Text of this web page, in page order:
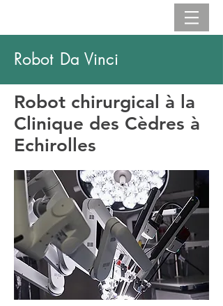
Robot Da Vinci
Robot chirurgical à la
Clinique des Cèdres à
Echirolles